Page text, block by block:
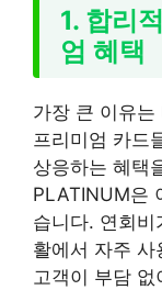
1. 합리
엄 혜택
가장 큰 이유는
프리미엄 카드
상응하는 혜택
PLATINUM은
습니다. 연회비
활에서 자주
고객이 부담